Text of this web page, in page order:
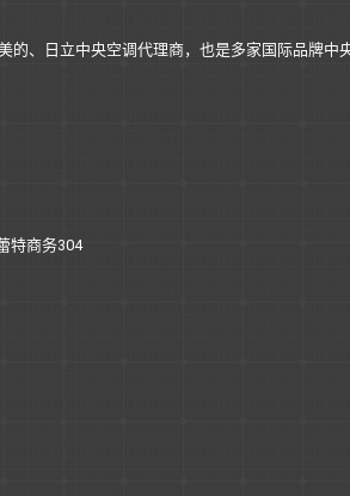
的、日立中央空调代理商，也是多家国际品牌
特商务304